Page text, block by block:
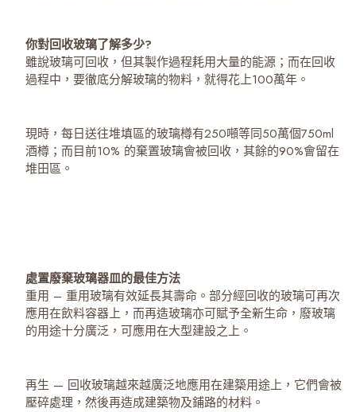
你對回收玻璃了解多少?
雖說玻璃可回收，但其製作過程耗用大量的能源；而在回收
過程中，要徹底分解玻璃的物料，就得花上100萬年。
現時，每日送往堆填區的玻璃樽有250噸等同50萬個750ml
酒樽；而目前10% 的棄置玻璃會被回收，其餘的90%會留在
堆田區。
處置廢棄玻璃器皿的最佳方法
重用 – 重用玻璃有效延長其壽命。部分經回收的玻璃可再次
應用在飲料容器上，而再造玻璃亦可賦予全新生命，廢玻璃
的用途十分廣泛，可應用在大型建設之上。
再生 — 回收玻璃越來越廣泛地應用在建築用途上，它們會被
壓碎處理，然後再造成建築物及鋪路的材料。